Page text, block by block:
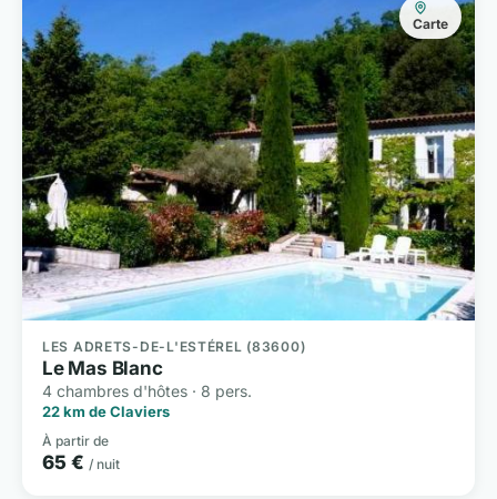
Carte
LES ADRETS-DE-L'ESTÉREL (83600)
Le Mas Blanc
4 chambres d'hôtes · 8 pers.
22 km de Claviers
À partir de
65 € / nuit